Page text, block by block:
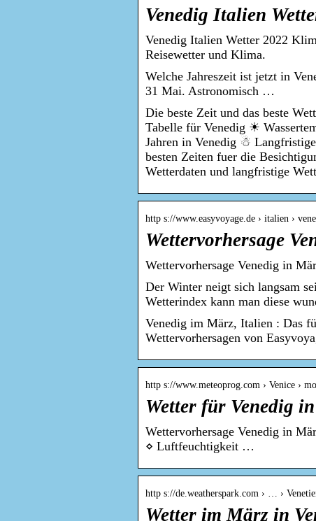
Venedig Italien
Venedig Italien Wetter 2022
Reisewetter und Klima.
Welche Jahreszeit ist jetzt in
31 Mai. Astronomisch …
Die beste Zeit und das beste
Tabelle für Venedig ☀
Jahren in Venedig ☃
besten Zeiten fuer die
Wetterdaten und langfristige
http s://www.easyvoyage.de › italien ›
Wettervorhersage
Wettervorhersage Venedig in
Der Winter neigt sich langsam
Wetterindex kann man diese
Venedig im März, Italien : Das
Wettervorhersagen von
http s://www.meteoprog.com › Venice ›
Wetter für Venedig
Wettervorhersage Venedig in
⋄ Luftfeuchtigkeit …
http s://de.weatherspark.com › … ›
Wetter im März in